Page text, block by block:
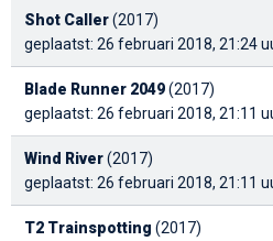
Shot Caller(2017)
geplaatst: 26 februari 2018, 21:24
Blade Runner 2049(2017)
geplaatst: 26 februari 2018, 21:11
Wind River(2017)
geplaatst: 26 februari 2018, 21:11
T2 Trainspotting (2017)